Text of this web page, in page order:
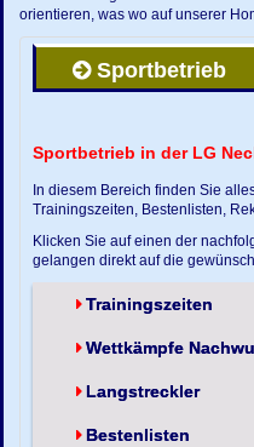
orientieren, was wo auf unserer
Sportbetrieb
Sportbetrieb in der LG
In diesem Bereich finden Sie
Trainingszeiten, Bestenlisten,
Klicken Sie auf einen der
gelangen direkt auf die
Trainingszeiten
Wettkämpfe
Langstreckler
Bestenlisten